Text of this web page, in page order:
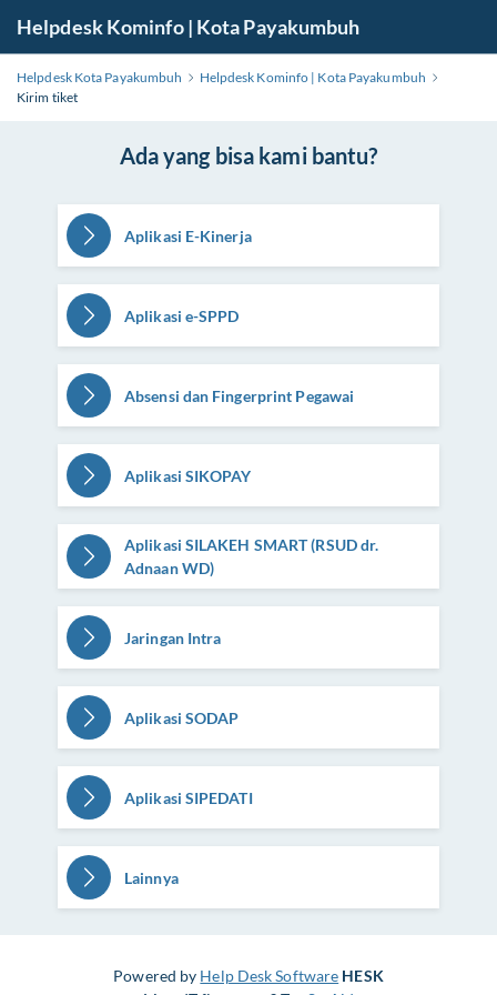
Helpdesk Kominfo | Kota Payakumbuh
Helpdesk Kota Payakumbuh
Helpdesk Kominfo | Kota Payakumbuh
Kirim tiket
Ada yang bisa kami bantu?
Aplikasi E-Kinerja
Aplikasi e-SPPD
Absensi dan Fingerprint Pegawai
Aplikasi SIKOPAY
Aplikasi SILAKEH SMART (RSUD dr.
Adnaan WD)
Jaringan Intra
Aplikasi SODAP
Aplikasi SIPEDATI
Lainnya
Powered by Help Desk Software HESK